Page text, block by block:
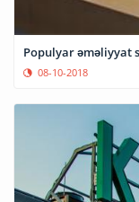
Populyar əməliyyat
08-10-2018